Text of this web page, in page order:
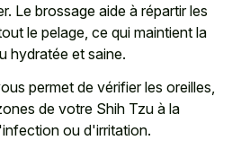
Le brossage aide à répartir les
le pelage, ce qui maintient la
hydratée et saine.
permet de vérifier les oreilles,
de votre Shih Tzu à la
ou d'irritation.